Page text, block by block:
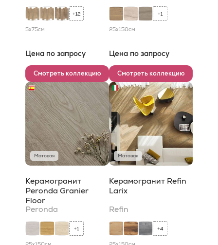
+12
5x75см
Цена по запросу
Смотреть коллекцию
+1
25x150см
Цена по запросу
Смотреть коллекцию
Матовая
Керамогранит
Peronda Granier
Floor
Peronda
+1
Матовая
Керамогранит Refin
Larix
Refin
+4